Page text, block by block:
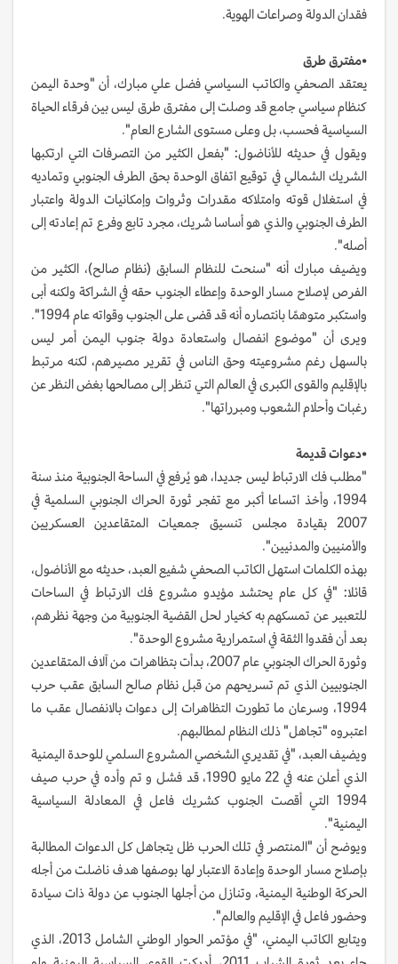
فقدان الدولة وصراعات الهوية.
•مفترق طرق
يعتقد الصحفي والكاتب السياسي فضل علي مبارك، أن "وحدة اليمن
كنظام سياسي جامع قد وصلت إلى مفترق طرق ليس بين فرقاء الحياة
السياسية فحسب، بل وعلى مستوى الشارع العام".
ويقول في حديثه للأناضول: "بفعل الكثير من التصرفات التي ارتكبها
الشريك الشمالي في توقيع اتفاق الوحدة بحق الطرف الجنوبي وتماديه
في استغلال قوته وامتلاكه مقدرات وثروات وإمكانيات الدولة واعتبار
الطرف الجنوبي والذي هو أساسا شريك، مجرد تابع وفرع تم إعادته إلى
أصله".
ويضيف مبارك أنه "سنحت للنظام السابق (نظام صالح)، الكثير من
الفرص لإصلاح مسار الوحدة وإعطاء الجنوب حقه في الشراكة ولكنه أبى
واستكبر متوهمًا بانتصاره أنه قد قضى على الجنوب وقواته عام 1994".
ويرى أن "موضوع انفصال واستعادة دولة جنوب اليمن أمر ليس
بالسهل رغم مشروعيته وحق الناس في تقرير مصيرهم، لكنه مرتبط
بالإقليم والقوى الكبرى في العالم التي تنظر إلى مصالحها بغض النظر عن
رغبات وأحلام الشعوب ومبرراتها".
•دعوات قديمة
"مطلب فك الارتباط ليس جديدا، هو يُرفع في الساحة الجنوبية منذ سنة
1994، وأخذ اتساعا أكبر مع تفجر ثورة الحراك الجنوبي السلمية في
2007 بقيادة مجلس تنسيق جمعيات المتقاعدين العسكريين
والأمنيين والمدنيين".
بهذه الكلمات استهل الكاتب الصحفي شفيع العبد، حديثه مع الأناضول،
قائلا: "في كل عام يحتشد مؤيدو مشروع فك الارتباط في الساحات
للتعبير عن تمسكهم به كخيار لحل القضية الجنوبية من وجهة نظرهم،
بعد أن فقدوا الثقة في استمرارية مشروع الوحدة".
وثورة الحراك الجنوبي عام 2007، بدأت بتظاهرات من آلاف المتقاعدين
الجنوبيين الذي تم تسريحهم من قبل نظام صالح السابق عقب حرب
1994، وسرعان ما تطورت التظاهرات إلى دعوات بالانفصال عقب ما
اعتبروه "تجاهل" ذلك النظام لمطالبهم.
ويضيف العبد، "في تقديري الشخصي المشروع السلمي للوحدة اليمنية
الذي أعلن عنه في 22 مايو 1990، قد فشل و تم وأده في حرب صيف
1994 التي أقصت الجنوب كشريك فاعل في المعادلة السياسية
اليمنية".
ويوضح أن "المنتصر في تلك الحرب ظل يتجاهل كل الدعوات المطالبة
بإصلاح مسار الوحدة وإعادة الاعتبار لها بوصفها هدف ناضلت من أجله
الحركة الوطنية اليمنية، وتنازل من أجلها الجنوب عن دولة ذات سيادة
وحضور فاعل في الإقليم والعالم".
ويتابع الكاتب اليمني، "في مؤتمر الحوار الوطني الشامل 2013، الذي